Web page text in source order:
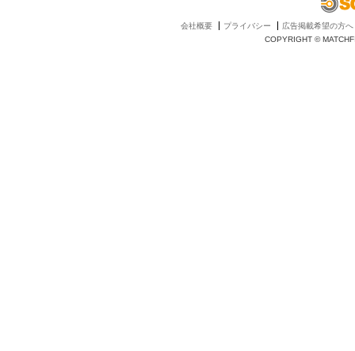
会社概要 プライバシー
広告掲載希望の方へ
COPYRIGHT ©